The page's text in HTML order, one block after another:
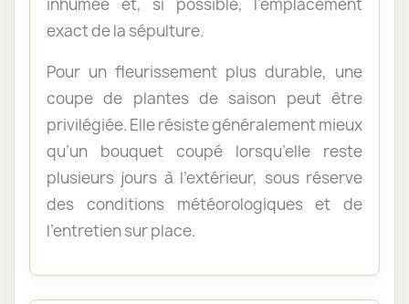
exact de la sépulture.
Pour un fleurissement plus durable, une
coupe de plantes de saison peut être
privilégiée. Elle résiste généralement mieux
qu’un bouquet coupé lorsqu’elle reste
plusieurs jours à l’extérieur, sous réserve
des conditions météorologiques et de
l’entretien sur place.